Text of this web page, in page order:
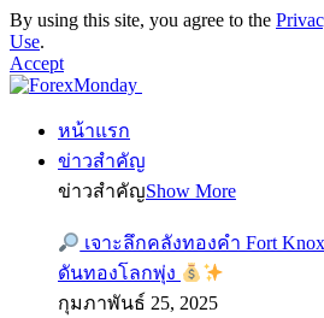
By using this site, you agree to the
Use.
Accept
หน้าแรก
ข่าวสำคัญ
ข่าวสำคัญShow More
เจาะลึกคลังทองคำ Fort
ดันทองโลกพุ่ง
กุมภาพันธ์ 25, 2025